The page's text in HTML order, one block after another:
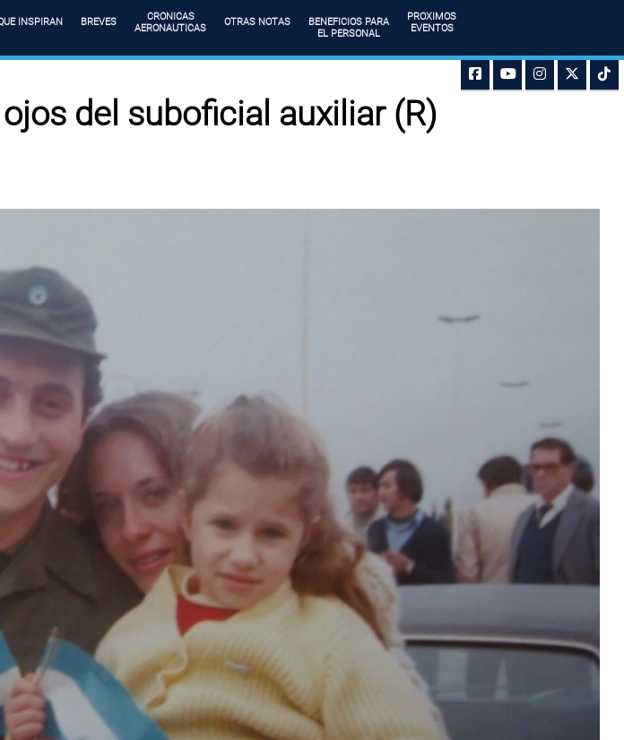
INSPIRAN BREVES
CRONICAS
AERONAUTICAS
OTRAS NOTAS
BENEFICIOS PARA
EL PERSONAL
PROXIMOS
EVENTOS
del suboficial auxiliar (R)